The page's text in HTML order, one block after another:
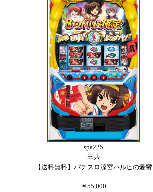
spa225
三共
【送料無料】パチスロ涼宮ハルヒの憂鬱
￥55,000